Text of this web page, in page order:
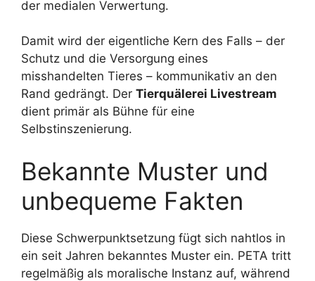
der medialen Verwertung.
Damit wird der eigentliche Kern des Falls – der
Schutz und die Versorgung eines
misshandelten Tieres – kommunikativ an den
Rand gedrängt. Der Tierquälerei Livestream
dient primär als Bühne für eine
Selbstinszenierung.
Bekannte Muster und
unbequeme Fakten
Diese Schwerpunktsetzung fügt sich nahtlos in
ein seit Jahren bekanntes Muster ein. PETA tritt
regelmäßig als moralische Instanz auf, während